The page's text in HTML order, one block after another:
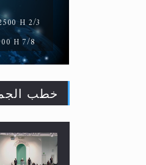
H 2/3
H 7/8
خطب